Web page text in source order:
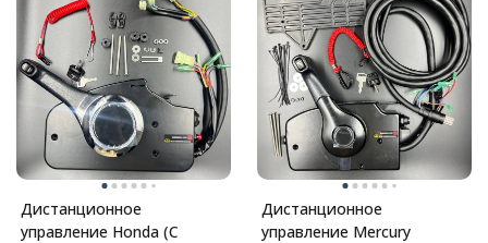
Дистанционное
управление Honda (С
Дистанционное
управление Mercury